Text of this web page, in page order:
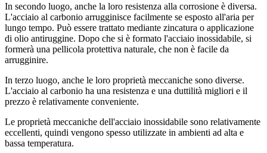
In secondo luogo, anche la loro resistenza alla corrosione è diversa.
L'acciaio al carbonio arrugginisce facilmente se esposto all'aria per
lungo tempo. Può essere trattato mediante zincatura o applicazione
di olio antiruggine. Dopo che si è formato l'acciaio inossidabile, si
formerà una pellicola protettiva naturale, che non è facile da
arrugginire.
In terzo luogo, anche le loro proprietà meccaniche sono diverse.
L'acciaio al carbonio ha una resistenza e una duttilità migliori e il
prezzo è relativamente conveniente.
Le proprietà meccaniche dell'acciaio inossidabile sono relativamente
eccellenti, quindi vengono spesso utilizzate in ambienti ad alta e
bassa temperatura.